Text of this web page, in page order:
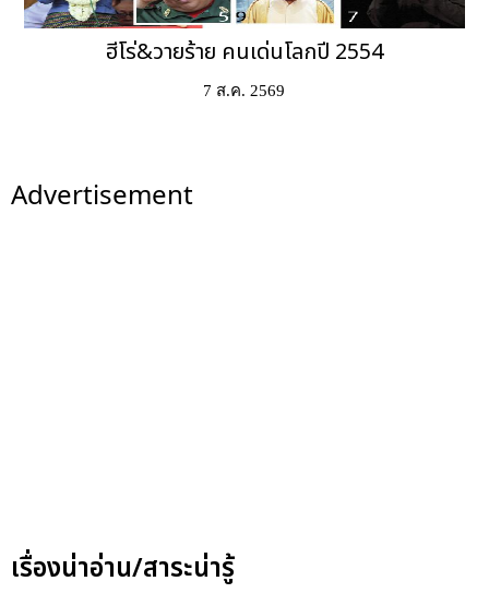
ฮีโร่&วายร้าย คนเด่นโลกปี 2554
7 ส.ค. 2569
Advertisement
เรื่องน่าอ่าน/สาระน่ารู้